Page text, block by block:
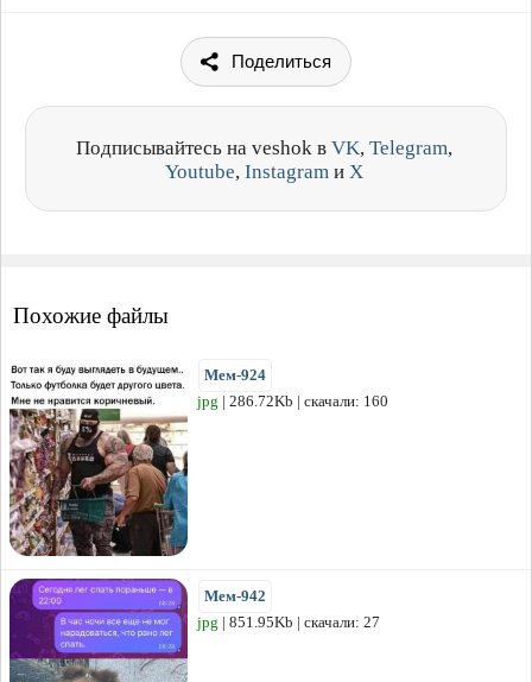
Поделиться
Подписывайтесь на veshok в VK, Telegram,
Youtube, Instagram и X
Похожие файлы
Мем-924
jpg | 286.72Kb | скачали: 160
Мем-942
jpg | 851.95Kb | скачали: 27